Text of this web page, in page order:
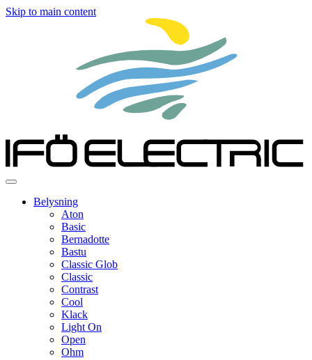
Skip to main content
Belysning
Aton
Basic
Bernadotte
Bastu
Classic Glob
Classic
Contrast
Cool
Klack
Light On
Open
Ohm